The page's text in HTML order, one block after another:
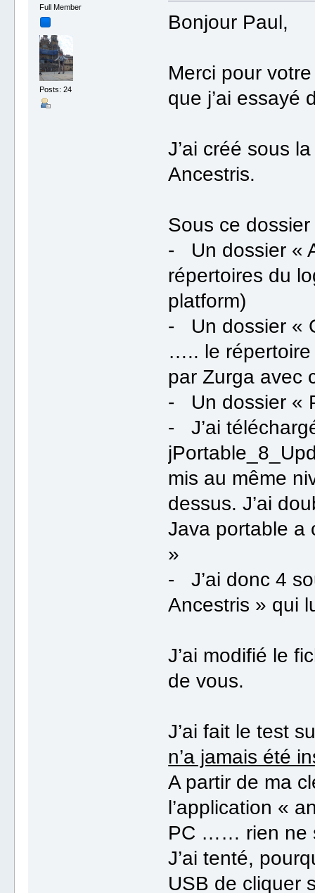
Full Member
Posts: 24
Bonjour Paul,
Merci pour
que j’ai essayé
J’ai créé sous
Ancestris.
Sous ce dossier
- Un dossier «
répertoires du
platform)
- Un dossier «
….. le répertoire
par Zurga avec
- Un dossier «
- J’ai
mis au même
dessus. J’ai
Java portable a
»
- J’ai donc 4
Ancestris » qui
J’ai modifié le
de vous.
J’ai fait le test
n’a jamais été
A partir de ma
l’application «
PC …… rien ne
J’ai tenté,
USB de cliquer